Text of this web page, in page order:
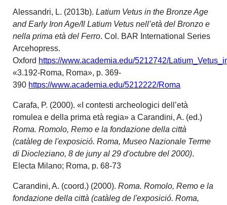
Alessandri, L. (2013b).Latium Vetus in the Bronze Age
and Early Iron Age/Il Latium Vetus nell’età del Bronzo e
nella prima età del Ferro. Col. BAR International Series
Arcehopress.
Oxford https://www.academia.edu/5212742/
«3.192-Roma, Roma», p. 369-
390 https://www.academia.edu/5212222/Roma
Carafa, P. (2000). «I contesti archeologici dell’età
romulea e della prima età regia» a Carandini, A. (ed.)
Roma. Romolo, Remo e la fondazione della città
(catàleg de l'exposició. Roma, Museo Nazionale Terme
di Diocleziano, 8 de juny al 29 d'octubre del 2000).
Electa Milano; Roma, p. 68-73
Carandini, A. (coord.) (2000).Roma. Romolo, Remo e la
fondazione della città (catàleg de l'exposició. Roma,